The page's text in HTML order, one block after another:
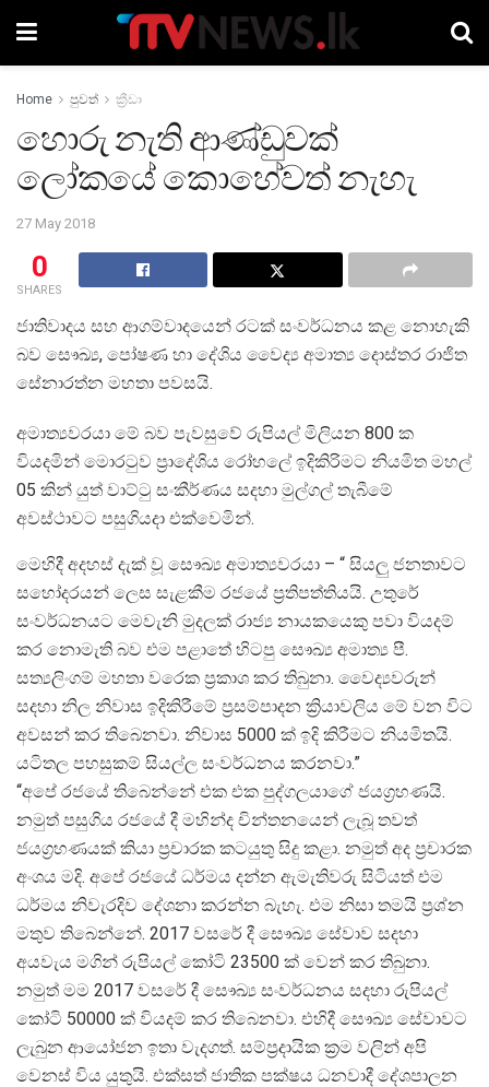
Home පුවත් ක්‍රීඩා
හොරු නැති ආණ්ඩුවක්
ලෝකයේ කොහේවත් නැහැ
27 May 2018
0
SHARES
ජාතිවාදය සහ ආගම්වාදයෙන් රටක් සංවර්ධනය කළ නොහැකි
බව සෞඛ්‍ය, පෝෂණ හා දේශිය වෛද්‍ය අමාත්‍ය දොස්තර රාජිත
සේනාරත්න මහතා පවසයි.
අමාත්‍යවරයා මේ බව පැවසුවේ රුපියල් මිලියන 800 ක
වියදමින් මොරටුව ප්‍රාදේශිය රෝහලේ ඉදිකිරිමට නියමිත මහල්
05 කින් යුත් වාට්ටු සංකීර්ණය සදහා මුල්ගල් තැබීමේ
අවස්ථාවට පසුගියදා එක්වෙමින්.
මෙහිදී අදහස් දැක් වූ සෞඛ්‍ය අමාත්‍යවරයා – “ සියලු ජනතාවට
සහෝදරයන් ලෙස සැළකීම රජයේ ප්‍රතිපත්තියයි. උතුරේ
සංවර්ධනයට මෙවැනි මුදලක් රාජ්‍ය නායකයෙකු පවා වියදම්
කර නොමැති බව එම පළාතේ හිටපු සෞඛ්‍ය අමාත්‍ය පී.
සත්‍යලිංගම් මහතා වරෙක ප්‍රකාශ කර තිබුනා. වෛද්‍යවරුන්
සදහා නිල නිවාස ඉදිකිරීමේ ප්‍රසම්පාදන ක්‍රියාවලිය මේ වන විට
අවසන් කර තිබෙනවා. නිවාස 5000 ක් ඉදි කිරීමට නියමිතයි.
යටිතල පහසුකම් සියල්ල සංවර්ධනය කරනවා.”
“අපේ රජයේ තිබෙන්නේ එක එක පුද්ගලයාගේ ජයග්‍රහණයි.
නමුත් පසුගිය රජයේ දී මහින්ද චින්තනයෙන් ලැබූ තවත්
ජයග්‍රහණයක් කියා ප්‍රචාරක කටයුතු සිදු කළා. නමුත් අද ප්‍රචාරක
අංශය මදි. අපේ රජයේ ධර්මය දන්න ඇමැතිවරු සිටියත් එම
ධර්මය නිවැරදිව දේශනා කරන්න බැහැ. එම නිසා තමයි ප්‍රශ්න
මතුව තිබෙන්නේ. 2017 වසරේ දී සෞඛ්‍ය සේවාව සදහා
අයවැය මගින් රුපියල් කෝටි 23500 ක් වෙන් කර තිබුනා.
නමුත් මම 2017 වසරේ දී සෞඛ්‍ය සංවර්ධනය සදහා රුපියල්
කෝටි 50000 ක් වියදම් කර තිබෙනවා. එහිදී සෞඛ්‍ය සේවාවට
ලැබුන ආයෝජන ඉතා වැදගත්. සම්ප්‍රදායික ක්‍රම වලින් අපි
වෙනස් විය යුතුයි. එක්සත් ජාතික පක්ෂය ධනවාදී දේශපාලන